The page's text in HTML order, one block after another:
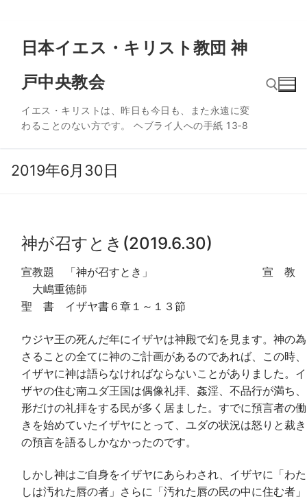
日本イエス・キリスト教団 神
戸中央教会
イエス・キリストは、昨日も今日も、また永遠に変
わることのない方です。 ヘブライ人への手紙 13‐8
2019年6月30日
神が召すとき(2019.6.30)
宣教題 「神が召すとき」 宣 教
大嶋重徳師
聖 書 イザヤ書６章１～１３節
ウジヤ王の死んだ年にイザヤは神殿で幻を見ます。神の為
さることの全てに神のご計画があるのであれば、この時、
イザヤに神は語らなければならないことがありました。イ
ザヤの住む南ユダ王国は偶像礼拝、姦淫、不品行が満ち、
形だけの礼拝をする民が多く居ました。すでに預言者の働
きを始めていたイザヤにとって、ユダの状況は怒りと裁き
の預言を語るしかなかったのです。
しかし神はご自身をイザヤにあらわされ、イザヤに「わた
しは汚れた唇の者」さらに「汚れた唇の民の中に住む者」